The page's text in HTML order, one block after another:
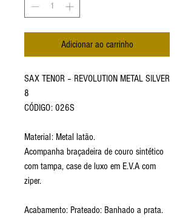
Adicionar ao carrinho
SAX TENOR – REVOLUTION METAL SILVER
8
CÓDIGO: 026S
Material: Metal latão.
Acompanha braçadeira de couro sintético
com tampa, case de luxo em E.V.A com
ziper.
Acabamento: Prateado: Banhado a prata.